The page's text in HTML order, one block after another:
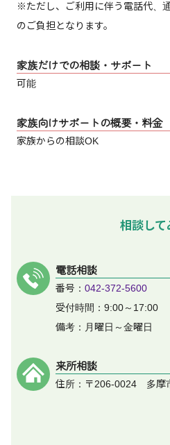
※ただし、ご利用に伴う電話代、
のご負担となります。
家族だけでの相談・サポート
可能
家族向けサポートの概要・料金
家族からの相談OK
相談して
電話相談
番号：042-372-5600
受付時間：9:00～17:00
備考：月曜日～金曜日
来所相談
住所：〒206-0024 多摩